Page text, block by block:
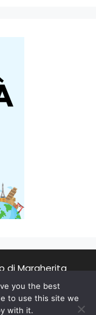
di Margherita
you the best
to use this site we
with it.